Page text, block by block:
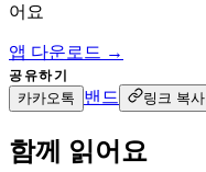
어요
앱 다운로드 →
공유하기
카카오톡 밴드 링크 복사
함께 읽어요